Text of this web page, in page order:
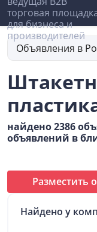
Объявления в
найдено 2386
объявлений в
Разместить
Найдено у